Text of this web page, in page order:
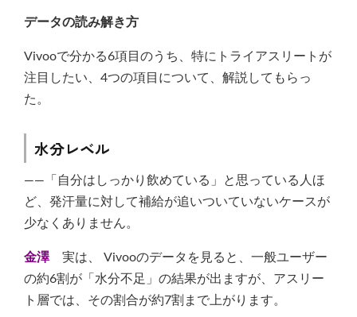
データの読み解き方
Vivooで分かる6項目のうち、特にトライアスリートが
注目したい、4つの項目について、解説してもらっ
た。
水分レベル
——「自分はしっかり飲めている」と思っている人ほ
ど、発汗量に対して補給が追いついていないケースが
少なくありません。
金澤実は、 Vivooのデータを見ると、一般ユーザー
の約6割が「水分不足」の結果が出ますが、アスリー
ト層では、その割合が約7割まで上がります。